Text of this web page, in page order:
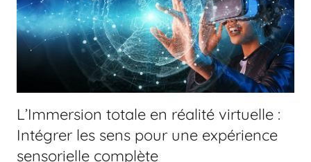
L’Immersion totale en réalité virtuelle :
Intégrer les sens pour une expérience
sensorielle complète